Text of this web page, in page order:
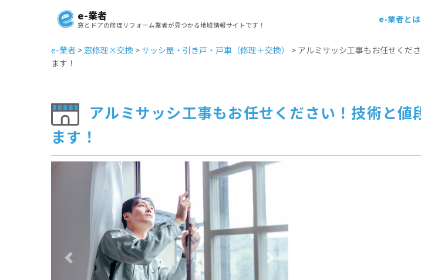
e-業者
窓とドアの修理リフォーム業者が見つかる地域情報サイトです！
e-業者とは
e-業者 > 窓修理×交換 > サッシ屋・引き戸・戸車（修理＋交換） > アルミサッシ工事もお任せくだ
ます！
アルミサッシ工事もお任せください！技術と値
ます！
Previous Next